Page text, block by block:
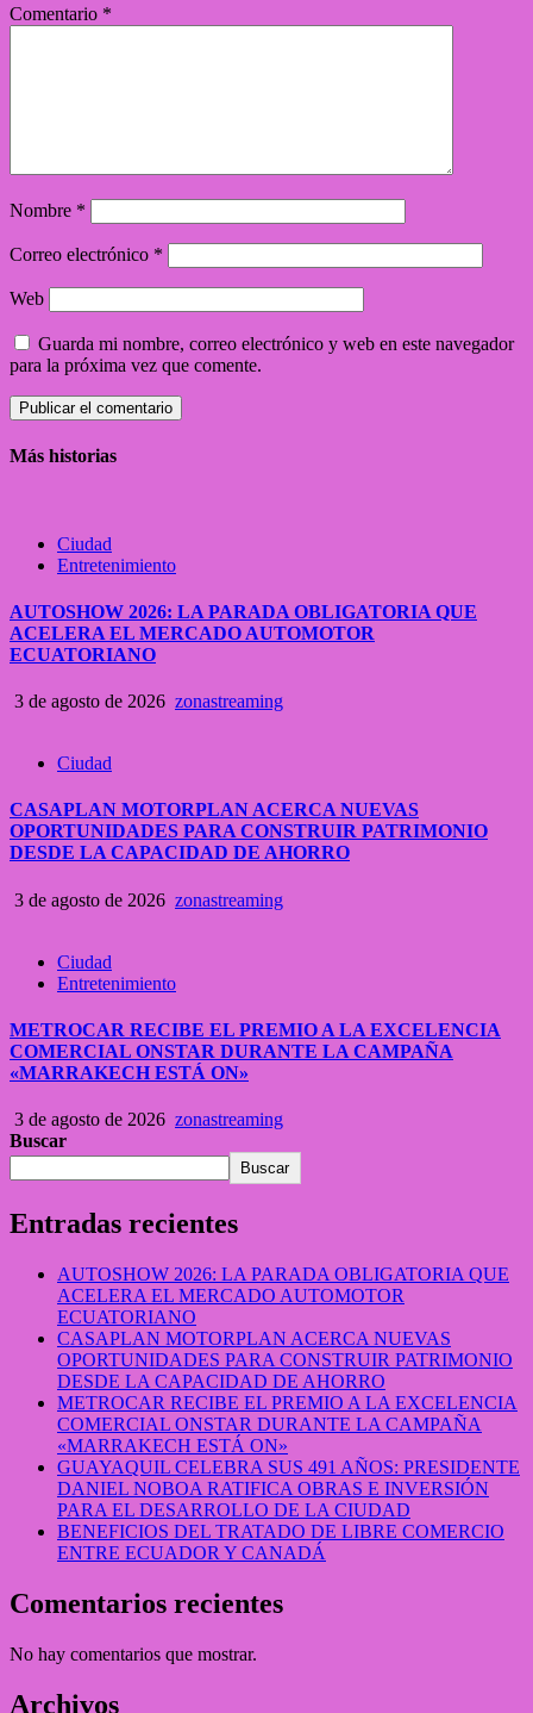
Comentario *
Nombre *
Correo electrónico *
Web
Guarda mi nombre, correo electrónico y web en este navegador
para la próxima vez que comente.
Más historias
Ciudad
Entretenimiento
AUTOSHOW 2026: LA PARADA OBLIGATORIA QUE
ACELERA EL MERCADO AUTOMOTOR
ECUATORIANO
3 de agosto de 2026 zonastreaming
Ciudad
CASAPLAN MOTORPLAN ACERCA NUEVAS
OPORTUNIDADES PARA CONSTRUIR PATRIMONIO
DESDE LA CAPACIDAD DE AHORRO
3 de agosto de 2026 zonastreaming
Ciudad
Entretenimiento
METROCAR RECIBE EL PREMIO A LA EXCELENCIA
COMERCIAL ONSTAR DURANTE LA CAMPAÑA
«MARRAKECH ESTÁ ON»
3 de agosto de 2026 zonastreaming
Buscar
Buscar
Entradas recientes
AUTOSHOW 2026: LA PARADA OBLIGATORIA QUE
ACELERA EL MERCADO AUTOMOTOR
ECUATORIANO
CASAPLAN MOTORPLAN ACERCA NUEVAS
OPORTUNIDADES PARA CONSTRUIR PATRIMONIO
DESDE LA CAPACIDAD DE AHORRO
METROCAR RECIBE EL PREMIO A LA EXCELENCIA
COMERCIAL ONSTAR DURANTE LA CAMPAÑA
«MARRAKECH ESTÁ ON»
GUAYAQUIL CELEBRA SUS 491 AÑOS: PRESIDENTE
DANIEL NOBOA RATIFICA OBRAS E INVERSIÓN
PARA EL DESARROLLO DE LA CIUDAD
BENEFICIOS DEL TRATADO DE LIBRE COMERCIO
ENTRE ECUADOR Y CANADÁ
Comentarios recientes
No hay comentarios que mostrar.
Archivos